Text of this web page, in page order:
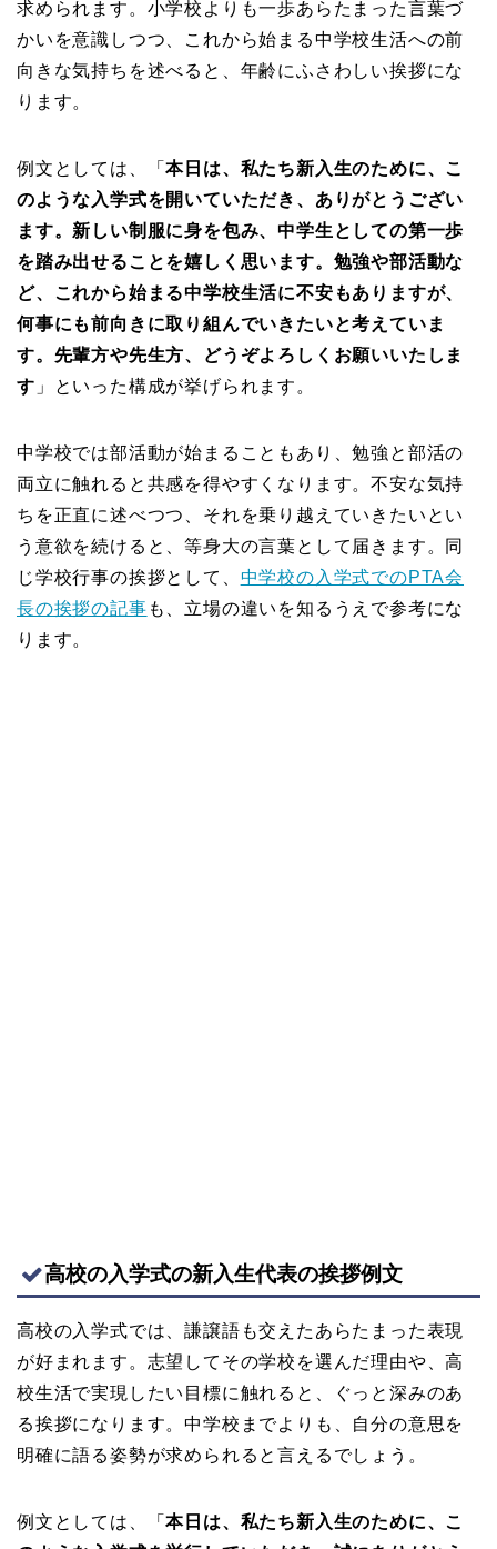
求められます。小学校よりも一歩あらたまった言葉づ
かいを意識しつつ、これから始まる中学校生活への前
向きな気持ちを述べると、年齢にふさわしい挨拶にな
ります。
例文としては、「本日は、私たち新入生のために、こ
のような入学式を開いていただき、ありがとうござい
ます。新しい制服に身を包み、中学生としての第一歩
を踏み出せることを嬉しく思います。勉強や部活動な
ど、これから始まる中学校生活に不安もありますが、
何事にも前向きに取り組んでいきたいと考えていま
す。先輩方や先生方、どうぞよろしくお願いいたしま
す 」といった構成が挙げられます。
中学校では部活動が始まることもあり、勉強と部活の
両立に触れると共感を得やすくなります。不安な気持
ちを正直に述べつつ、それを乗り越えていきたいとい
う意欲を続けると、等身大の言葉として届きます。同
じ学校行事の挨拶として、 中学校の入学式でのPTA会
長の挨拶の記事 も、立場の違いを知るうえで参考にな
ります。
高校の入学式の新入生代表の挨拶例文
高校の入学式では、謙譲語も交えたあらたまった表現
が好まれます。志望してその学校を選んだ理由や、高
校生活で実現したい目標に触れると、ぐっと深みのあ
る挨拶になります。中学校までよりも、自分の意思を
明確に語る姿勢が求められると言えるでしょう。
例文としては、「本日は、私たち新入生のために、こ